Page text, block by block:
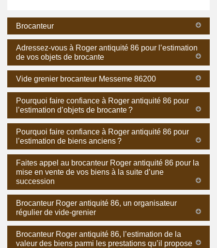
Brocanteur
Adressez-vous à Roger antiquité 86 pour l’estimation
de vos objets de brocante
Vide grenier brocanteur Messeme 86200
Pourquoi faire confiance à Roger antiquité 86 pour
l’estimation d’objets de brocante ?
Pourquoi faire confiance à Roger antiquité 86 pour
l’estimation de biens anciens ?
Faites appel au brocanteur Roger antiquité 86 pour la
mise en vente de vos biens à la suite d’une
succession
Brocanteur Roger antiquité 86, un organisateur
régulier de vide-grenier
Brocanteur Roger antiquité 86, l’estimation de la
valeur des biens parmi les prestations qu’il propose